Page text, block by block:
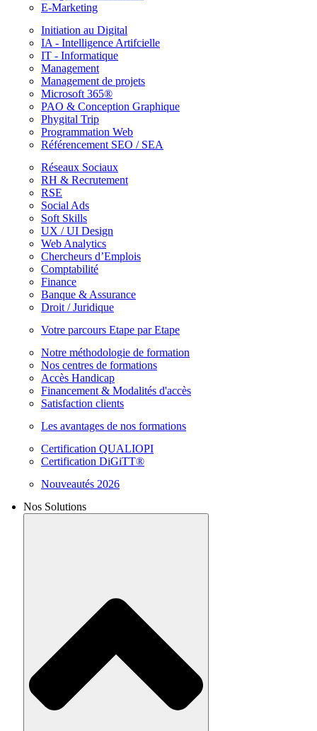
E-Marketing
Initiation au Digital
IA - Intelligence Artifcielle
IT - Informatique
Management
Management de projets
Microsoft 365®
PAO & Conception Graphique
Phygital Trip
Programmation Web
Référencement SEO / SEA
Réseaux Sociaux
RH & Recrutement
RSE
Social Ads
Soft Skills
UX / UI Design
Web Analytics
Chercheurs d’Emplois
Comptabilité
Finance
Banque & Assurance
Droit / Juridique
Votre parcours Etape par Etape
Notre méthodologie de formation
Nos centres de formations
Accès Handicap
Financement & Modalités d'accès
Satisfaction clients
Les avantages de nos formations
Certification QUALIOPI
Certification DiGiTT®
Nouveautés 2026
Nos Solutions